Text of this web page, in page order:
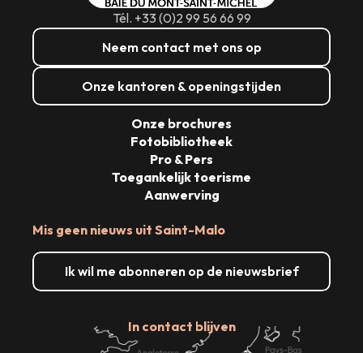
Tél. +33 (0)2 99 56 66 99
Neem contact met ons op
Onze kantoren & openingstijden
Mis geen nieuws uit Saint-Malo
Ik wil me abonneren op de nieuwsbrief
In contact blijven
Onze brochures
Fotobibliotheek
Pro & Pers
Toegankelijk toerisme
Aanwerving